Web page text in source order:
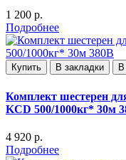
1 200 р.
Подробнее
Купить В закладки
Комплект шестерен
KCD 500/1000кг* 30м
4 920 р.
Подробнее